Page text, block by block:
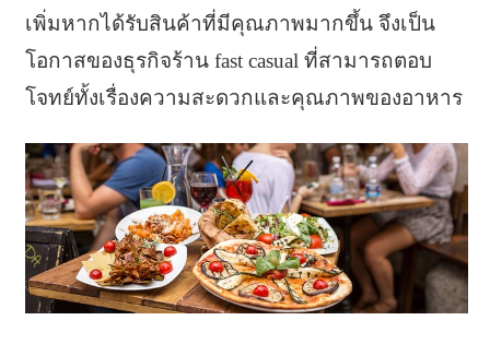
เพิ่มหากได้รับสินค้าที่มีคุณภาพมากขึ้น จึงเป็น
โอกาสของธุรกิจร้าน fast casual ที่สามารถตอบ
โจทย์ทั้งเรื่องความสะดวกและคุณภาพของอาหาร